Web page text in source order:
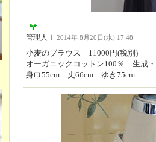
管理人Ｉ 2014年 8月20日(水) 17:48
小麦のブラウス 11000円(税別)
オーガニックコットン100％ 生成
身巾55cm 丈66cm ゆき75cm